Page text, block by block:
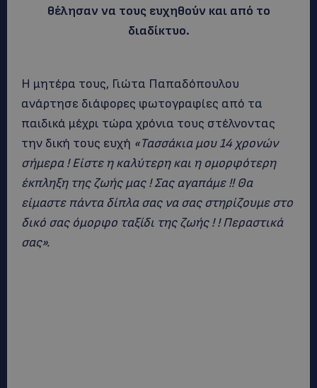
θέλησαν να τους ευχηθούν και από το
διαδίκτυο.
Η μητέρα τους, Γιώτα Παπαδόπουλου
ανάρτησε διάφορες φωτογραφίες από τα
παιδικά μέχρι τώρα χρόνια τους στέλνοντας
την δική τους ευχή «Τασσάκια μου 14 χρονών
σήμερα ! Είστε η καλύτερη και η ομορφότερη
έκπληξη της ζωής μας ! Σας αγαπάμε !! Θα
είμαστε πάντα δίπλα σας να σας στηρίζουμε στο
δικό σας όμορφο ταξίδι της ζωής ! ! Περαστικά
σας».